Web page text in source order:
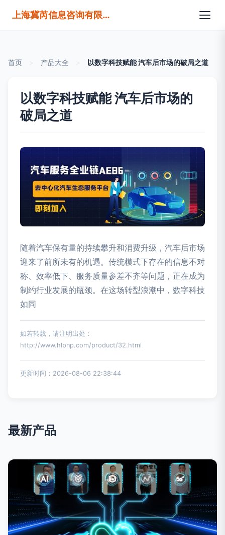
上海冀芮信息咨询有限公司
首页 产品大全 以数字科技赋能 汽车后市场的破局之道
以数字科技赋能 汽车后市场的
破局之道
随着汽车保有量的持续攀升和消费升级，汽车后市场
迎来了前所未有的机遇。传统模式下存在的信息不对
称、效率低下、服务质量参差不齐等问题，正在成为
制约行业发展的瓶颈。在这场转型浪潮中，数字科技
如同
如若转载，请注明出处：
http://www.hlpnp.com/product/32.html
更新时间：2026-08-06 22:38:44
最新产品